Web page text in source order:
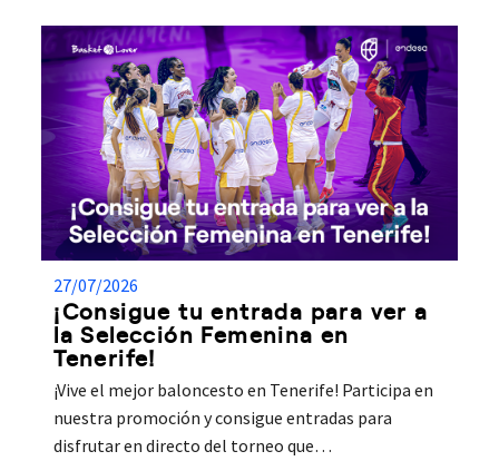
27/07/2026
¡Consigue tu entrada para ver a
la Selección Femenina en
Tenerife!
¡Vive el mejor baloncesto en Tenerife! Participa en
nuestra promoción y consigue entradas para
disfrutar en directo del torneo que…